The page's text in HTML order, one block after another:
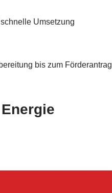
Umsetzung
bis zum Förderantrag